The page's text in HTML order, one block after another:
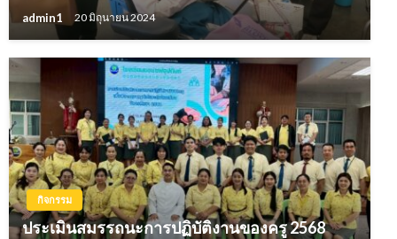
admin1 20 มิถุนายน 2024
กิจกรรม
ประเมินสมรรถนะการปฏิบัติงานของครู 2568